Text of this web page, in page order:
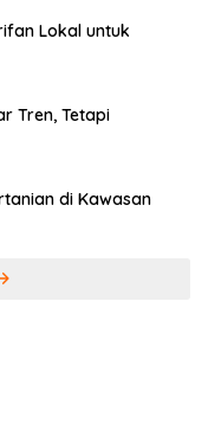
Lokal untuk
Tren, Tetapi
di Kawasan